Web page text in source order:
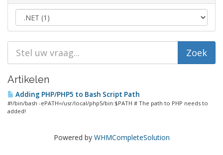
Artikelen
Adding PHP/PHP5 to Bash Script Path
#!/bin/bash -ePATH=/usr/local/php5/bin:$PATH # The path to PHP needs to
added!
Powered by WHMCompleteSolution